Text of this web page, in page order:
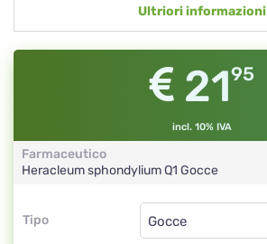
Ultriori informazioni
2195
incl. 10% IVA
Farmaceutico
Heracleum sphondyliumQ1 Gocce
Tipo
Tipo